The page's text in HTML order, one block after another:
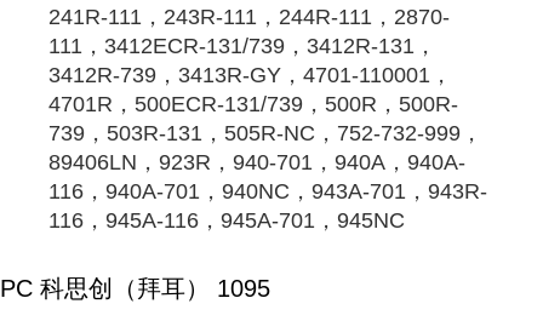
241R-111，243R-111，244R-111，2870-
111，3412ECR-131/739，3412R-131，
3412R-739，3413R-GY，4701-110001，
4701R，500ECR-131/739，500R，500R-
739，503R-131，505R-NC，752-732-999，
89406LN，923R，940-701，940A，940A-
116，940A-701，940NC，943A-701，943R-
116，945A-116，945A-701，945NC
PC 科思创（拜耳） 1095